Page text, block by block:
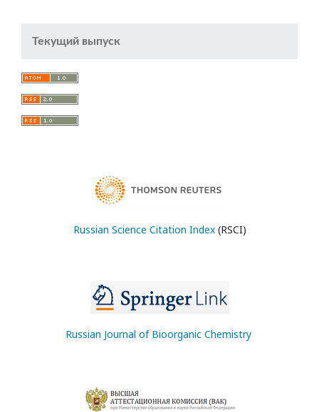
Текущий выпуск
Russian Science Citation Index(RSCI)
Russian Journal of Bioorganic Chemistry